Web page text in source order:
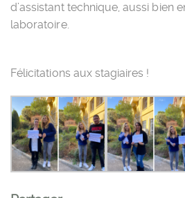
d’assistant technique, aussi bien
laboratoire.
Félicitations aux stagiaires !